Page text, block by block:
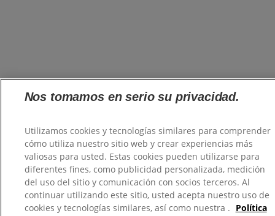
Nos tomamos en serio su privacidad.
Utilizamos cookies y tecnologías similares para comprender
cómo utiliza nuestro sitio web y crear experiencias más
valiosas para usted. Estas cookies pueden utilizarse para
diferentes fines, como publicidad personalizada, medición
del uso del sitio y comunicación con socios terceros. Al
continuar utilizando este sitio, usted acepta nuestro uso de
cookies y tecnologías similares, así como nuestra . Política